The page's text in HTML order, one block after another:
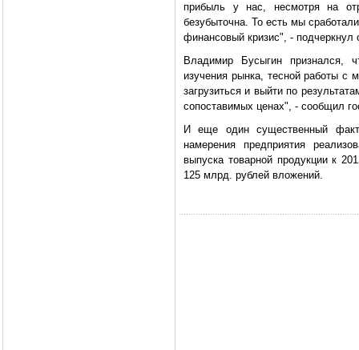
прибыль у нас, несмотря на
безубыточна. То есть мы
финансовый кризис", - подчеркнул
Владимир Бусыгин признался,
изучения рынка, тесной работы
загрузиться и выйти по
сопоставимых ценах", - сообщил
И еще один существенный
намерения предприятия
выпуска товарной продукции к
125 млрд. рублей вложений.